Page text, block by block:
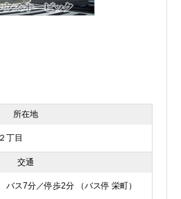
所在地
丁目
交通
ス7分／停歩2分 （バス停 栄町）